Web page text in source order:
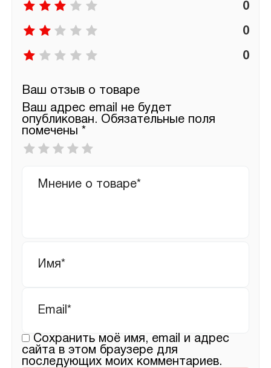
0
0
0
Ваш отзыв о товаре
Ваш адрес email не будет
опубликован. Обязательные поля
помечены *
Ваша
оценка
отзыв
Сохранить моё имя, email и адрес
сайта в этом браузере для
последующих моих комментариев.